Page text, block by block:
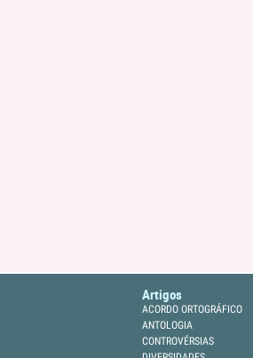
Artigos
ACORDO ORTOGRÁFICO
ANTOLOGIA
CONTROVÉRSIAS